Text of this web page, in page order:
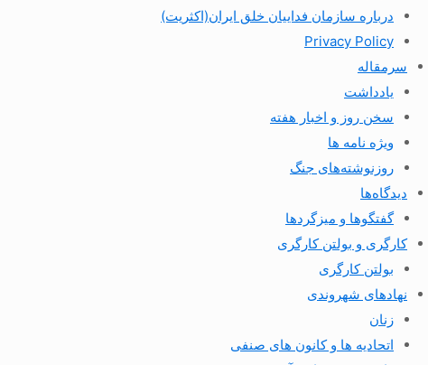
درباره سازمان فداییان خلق ایران(اکثریت)
Privacy Policy
سرمقاله
یادداشت
سخن روز و اخبار هفته
ویژه نامه ها
روزنوشته‌های جنگ
دیدگاه‌ها
گفتگوها و میزگردها
کارگری و بولتن کارگری
بولتن کارگری
نهادهای شهروندی
زنان
اتحادیه ها و کانون های صنفی